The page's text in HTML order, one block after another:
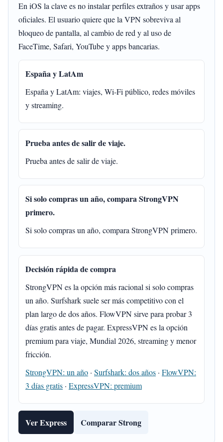
En iOS la clave es no instalar perfiles extraños y usar apps
oficiales. El usuario quiere que la VPN sobreviva al
bloqueo de pantalla, al cambio de red y al uso de
FaceTime, Safari, YouTube y apps bancarias.
España y LatAm
España y LatAm: viajes, Wi-Fi público, redes móviles
y streaming.
Prueba antes de salir de viaje.
Prueba antes de salir de viaje.
Si solo compras un año, compara StrongVPN
primero.
Si solo compras un año, compara StrongVPN primero.
Decisión rápida de compra
StrongVPN es la opción más racional si solo compras
un año. Surfshark suele ser más competitivo con el
plan largo de dos años. FlowVPN sirve para probar 3
días gratis antes de pagar. ExpressVPN es la opción
premium para viaje, Mundial 2026, streaming y menor
fricción.
StrongVPN: un año · Surfshark: dos años · FlowVPN:
3 días gratis · ExpressVPN: premium
Ver Express Comparar Strong